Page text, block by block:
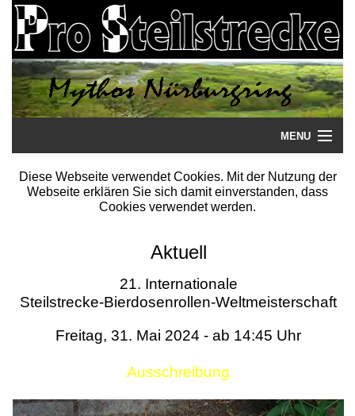
MENU
Startseite
Literatur
Termine
Diese Webseite verwendet Cookies. Mit der Nutzung der
Webseite erklären Sie sich damit einverstanden, dass
Cookies verwendet werden.
Aktuell
21. Internationale
Steilstrecke-Bierdosenrollen-Weltmeisterschaft
Freitag, 31. Mai 2024 - ab 14:45 Uhr
Ausschreibung